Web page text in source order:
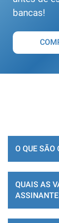
bancas!
O QUE SÃO
QUAIS AS